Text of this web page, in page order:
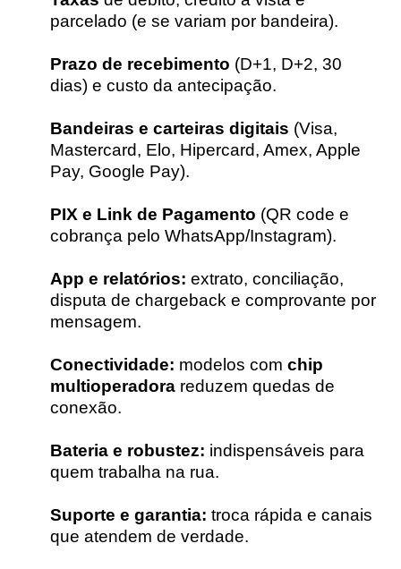
parcelado (e se variam por bandeira).
Prazo de recebimento (D+1, D+2, 30
dias) e custo da antecipação.
Bandeiras e carteiras digitais (Visa,
Mastercard, Elo, Hipercard, Amex, Apple
Pay, Google Pay).
PIX e Link de Pagamento (QR code e
cobrança pelo WhatsApp/Instagram).
App e relatórios: extrato, conciliação,
disputa de chargeback e comprovante por
mensagem.
Conectividade: modelos com chip
multioperadora reduzem quedas de
conexão.
Bateria e robustez: indispensáveis para
quem trabalha na rua.
Suporte e garantia: troca rápida e canais
que atendem de verdade.